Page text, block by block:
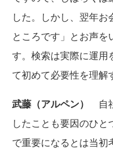
した。しかし、翌年
ところです」とお声を
す。検索は実際に運用
て初めて必要性を理解
武藤（アルペン）
自
したことも要因のひと
で重要になるとは当初